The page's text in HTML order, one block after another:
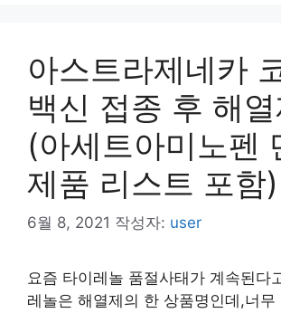
아스트라제네카
백신 접종 후 해
(아세트아미노펜
제품 리스트 포함)
6월 8, 2021 작성자: user
요즘 타이레놀 품절사태가 계속된다
레놀은 해열제의 한 상품명인데,너무